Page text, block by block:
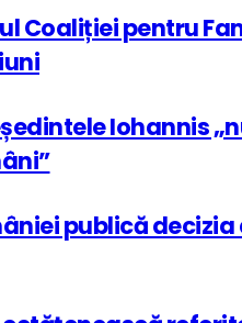
Coaliției pentru
Iohannis
publică